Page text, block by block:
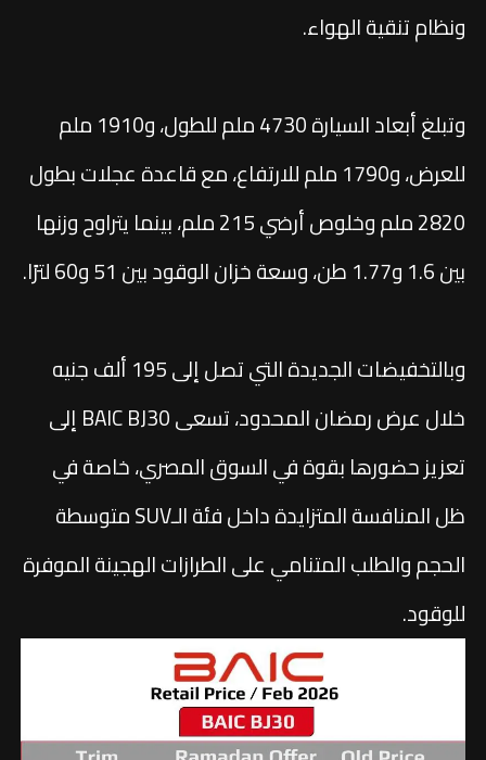
ونظام تنقية الهواء.
وتبلغ أبعاد السيارة 4730 ملم للطول، و1910 ملم
للعرض، و1790 ملم للارتفاع، مع قاعدة عجلات بطول
2820 ملم وخلوص أرضي 215 ملم، بينما يتراوح وزنها
بين 1.6 و1.77 طن، وسعة خزان الوقود بين 51 و60 لترًا.
وبالتخفيضات الجديدة التي تصل إلى 195 ألف جنيه
خلال عرض رمضان المحدود، تسعى BAIC BJ30 إلى
تعزيز حضورها بقوة في السوق المصري، خاصة في
ظل المنافسة المتزايدة داخل فئة الـSUV متوسطة
الحجم والطلب المتنامي على الطرازات الهجينة الموفرة
للوقود.